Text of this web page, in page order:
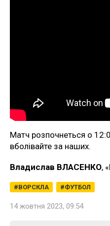
Матч розпочнеться о
вболівайте за наших.
Владислав ВЛАСЕНКО,
ВОРСКЛА ФУТБОЛ
14 жовтня 2023, 09:54